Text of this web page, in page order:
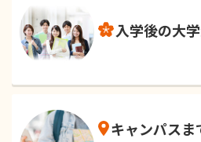
入学後の大
キャンパスま